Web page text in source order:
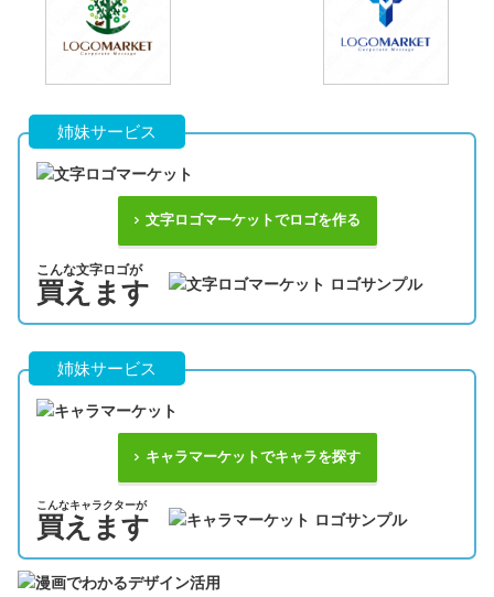
姉妹サービス
文字ロゴマーケットでロゴを作る
こんな文字ロゴが
買えます
姉妹サービス
キャラマーケットでキャラを探す
こんなキャラクターが
買えます